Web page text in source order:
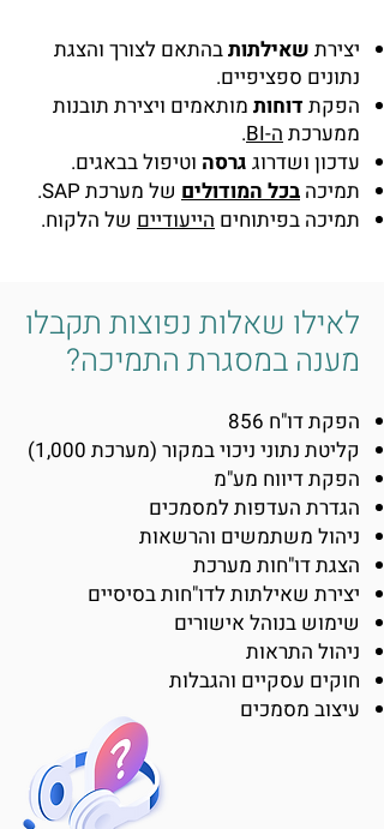
יצירת שאילתותבהתאם לצורך והצגת
נתונים ספציפיים.
הפקת דוחות מותאמים ויצירת תובנות
ממערכתה-BI
.
עדכון ושדרוג גרסה וטיפול בבאגים.
תמיכה בכל המודולים של מערכת SAP.
תמיכה בפיתוחים הייעודיים של הלקוח.
לאילו שאלות נפוצות תקבלו
מענה במסגרת התמיכה?
הפקת דו"ח 856
קליטת נתוני ניכוי במקור (מערכת 1,000)
הפקת דיווח מע"מ
הגדרת העדפות למסמכים
ניהול משתמשים והרשאות
הצגת דו"חות מערכת
יצירת שאילתות לדו"חות בסיסיים
שימוש בנוהל אישורים
ניהול התראות
חוקים עסקיים והגבלות
עיצוב מסמכים